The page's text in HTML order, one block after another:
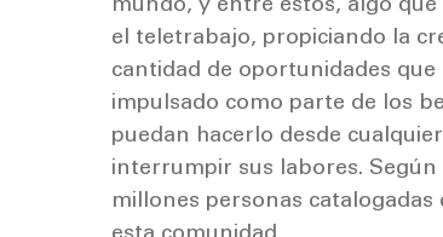
mundo, y entre estos, algo
el teletrabajo, propiciando la
cantidad de oportunidades
impulsado como parte de los
puedan hacerlo desde
interrumpir sus labores.
millones personas